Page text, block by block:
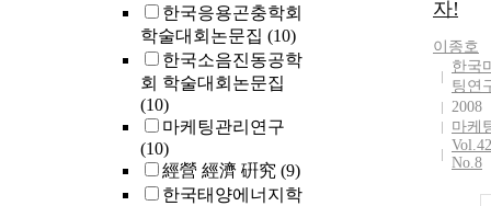
한국응용곤충학회
학술대회논문집 (10)
한국소음진동공학
회 학술대회논문집
(10)
마케팅관리연구
(10)
經營 經濟 硏究 (9)
한국태양에너지학
자!
이종호
한국
팅연
2008
마케
Vol.42
No.8